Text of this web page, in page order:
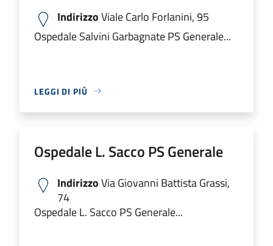
IndirizzoViale Carlo Forlanini, 95
Ospedale Salvini Garbagnate PS Generale...
LEGGI DI PIÙ
Ospedale L. Sacco PS Generale
IndirizzoVia Giovanni Battista Grassi,
74
Ospedale L. Sacco PS Generale...